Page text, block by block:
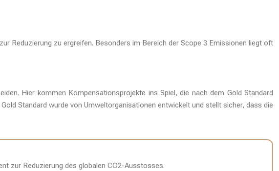
Reduzierung zu ergreifen. Besonders im Bereich der Scope 3 Emissionen liegt oft
Hier kommen Kompensationsprojekte ins Spiel, die nach dem Gold Standard
Standard wurde von Umweltorganisationen entwickelt und stellt sicher, dass die
zur Reduzierung des globalen CO2-Ausstosses.